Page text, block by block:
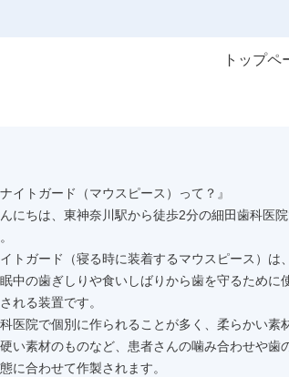
トップペ
ナイトガード（マウスピース）って？』
にちは、東神奈川駅から徒歩2分の細田歯科医
トガード（寝る時に装着するマウスピース）は、
中の歯ぎしりや食いしばりから歯を守るために
れる装置です。
医院で個別に作られることが多く、柔らかい素
い素材のものなど、患者さんの噛み合わせや歯
に合わせて作製されます。